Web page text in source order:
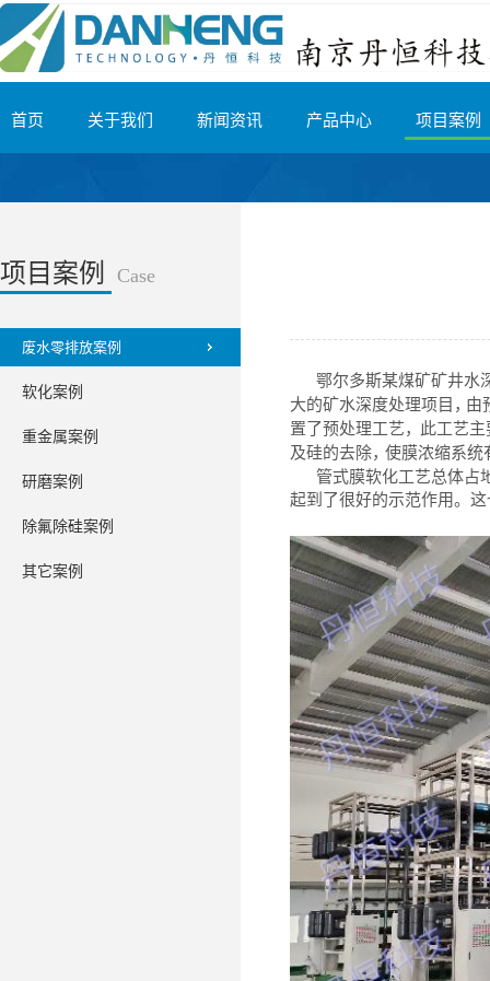
首页 关于我们 新闻资讯 产品中心 项目案例
项目案例 Case
废水零排放案例
软化案例
重金属案例
研磨案例
除氟除硅案例
其它案例
鄂尔多斯某煤矿矿井水
大的矿水深度处理项 目 ， 由
置 了预处理工艺， 此工艺主
及硅的去除， 使膜浓缩系统
管式膜软化工艺总体占
起到
了很好的示范作用。 这